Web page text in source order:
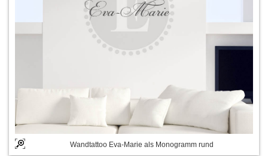
Wandtattoo Eva-Marie als Monogramm rund